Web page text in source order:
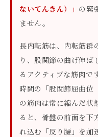
ないてんきん）」 の緊
ません。
長内転筋は、内転筋群
り、股関節の曲げ伸
るアクティブな筋肉で
時間の「股関節屈曲位
の筋肉は常に縮んだ状
ると、骨盤の前面を下
れ込む「反り腰」を加